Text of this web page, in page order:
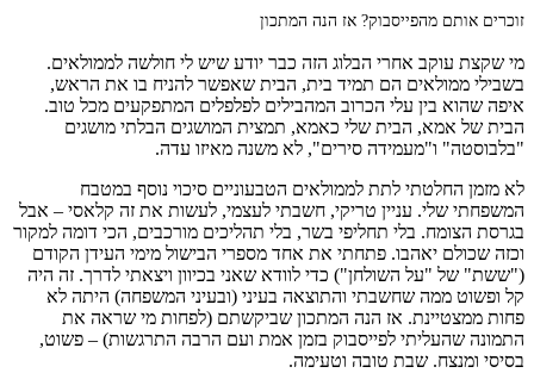
זוכרים אותם מהפייסבוק? אז הנה המתכון
מי שקצת עוקב אחרי הבלוג הזה כבר יודע שיש לי חולשה לממולאים.
בשבילי ממולאים הם תמיד בית, הבית שאפשר להניח בו את הראש,
איפה שהוא בין עלי הכרוב המהבילים לפלפלים המתפקעים מכל טוב.
הבית של אמא, הבית שלי כאמא, תמצית המושגים הבלתי מושגים
"בלבוסטה" ו"מעמידה סירים", לא משנה מאיזו עדה.
לא מזמן החלטתי לתת לממולאים הטבעוניים סיכוי נוסף במטבח
המשפחתי שלי. עניין טריקי, חשבתי לעצמי, לעשות את זה קלאסי – אבל
בגרסת הצומח. בלי תחליפי בשר, בלי תהליכים מורכבים, הכי דומה למקור
וכזה שכולם יאהבו. פתחתי את אחד מספרי הבישול מימי העידן הקודם
("ששת" של "על השולחן") כדי לוודא שאני בכיוון ויצאתי לדרך. זה היה
קל ופשוט ממה שחשבתי והתוצאה בעיני (ובעיני המשפחה) היתה לא
פחות ממצטיינת. אז הנה המתכון שביקשתם (לפחות מי שראה את
התמונה שהעליתי לפייסבוק בזמן אמת ועם הרבה התרגשות) – פשוט,
בסיסי ומנצח. שבת טובה וטעימה.